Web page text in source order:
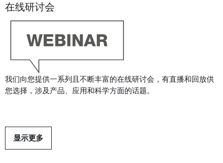
在线研讨会
我们向您提供一系列且不断丰富的在线研讨会，有直播和回放供
您选择，涉及产品、应用和科学方面的话题。
显示更多